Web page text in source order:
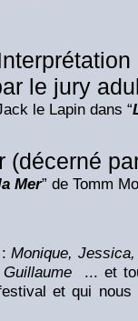
le jury
le Lapin dans “
Mer” de Tomm
:Monique,
... et
et qui